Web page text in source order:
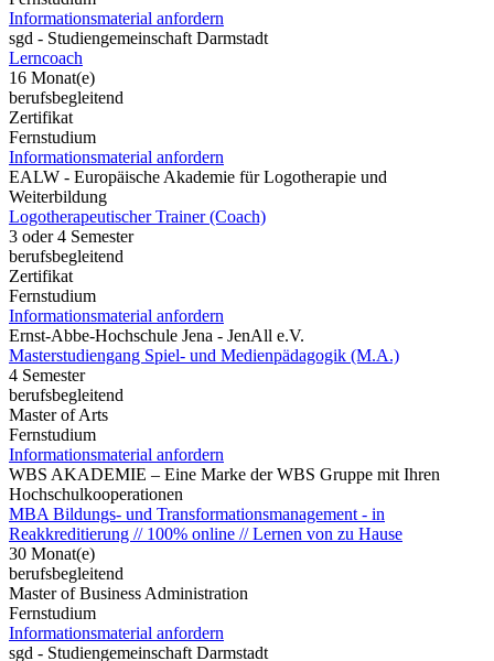
Informationsmaterial anfordern
sgd - Studiengemeinschaft Darmstadt
Lerncoach
16 Monat(e)
berufsbegleitend
Zertifikat
Fernstudium
Informationsmaterial anfordern
EALW - Europäische Akademie für Logotherapie und
Weiterbildung
Logotherapeutischer Trainer (Coach)
3 oder 4 Semester
berufsbegleitend
Zertifikat
Fernstudium
Informationsmaterial anfordern
Ernst-Abbe-Hochschule Jena - JenAll e.V.
Masterstudiengang Spiel- und Medienpädagogik (M.A.)
4 Semester
berufsbegleitend
Master of Arts
Fernstudium
Informationsmaterial anfordern
WBS AKADEMIE – Eine Marke der WBS Gruppe mit Ihren
Hochschulkooperationen
MBA Bildungs- und Transformationsmanagement - in
Reakkreditierung // 100% online // Lernen von zu Hause
30 Monat(e)
berufsbegleitend
Master of Business Administration
Fernstudium
Informationsmaterial anfordern
sgd - Studiengemeinschaft Darmstadt